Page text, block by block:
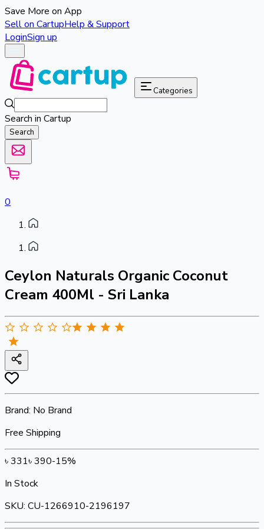
Save More on App
Sell on CartupHelp & Support
LoginSign up
Categories
Search in Cartup
Search
0
Ceylon Naturals Organic Coconut
Cream 400Ml - Sri Lanka
Brand: No Brand
Free Shipping
৳331৳390-15%
In Stock
SKU: CU-1266910-2196197